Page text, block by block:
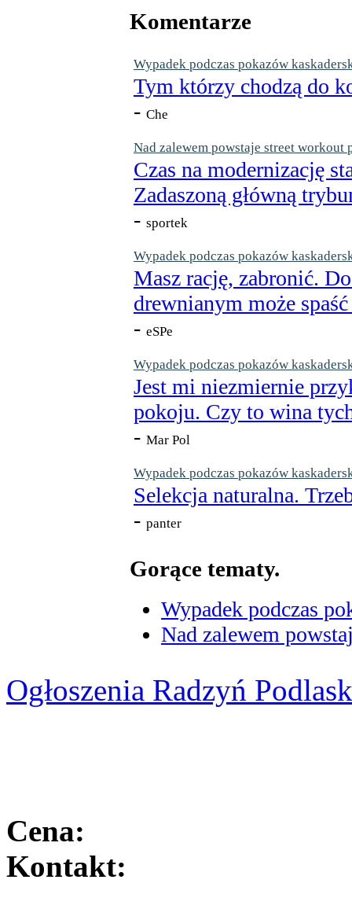
Komentarze
Wypadek podczas pokazów
Tym którzy chodzą do
- Che
Nad zalewem powstaje street workout
Czas na modernizację
Zadaszoną główną
- sportek
Wypadek podczas pokazów
Masz rację, zabronić.
drewnianym może
- eSPe
Wypadek podczas pokazów
Jest mi niezmiernie
pokoju. Czy to wina
- Mar Pol
Wypadek podczas pokazów
Selekcja naturalna.
- panter
Gorące tematy.
Wypadek podczas
Nad zalewem
Ogłoszenia Radzyń
Cena:
Kontakt: